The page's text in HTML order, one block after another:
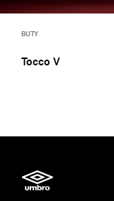
BUTY
Tocco V